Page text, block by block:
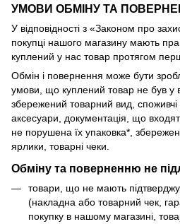
УМОВИ ОБМІНУ ТА
У відповідності з «Законом про
покупці нашого магазину мають
куплений у нас товар протягом
Обмін і повернення може бути
умови, що куплений товар не був у
збережений товарний вид, споживчі
аксесуари, документація, що
не порушена їх упаковка*,
ярлики, товарні чеки.
Обміну та поверненню не
товари, що не мають
(накладна або товарний чек,
покупку в нашому магазині,